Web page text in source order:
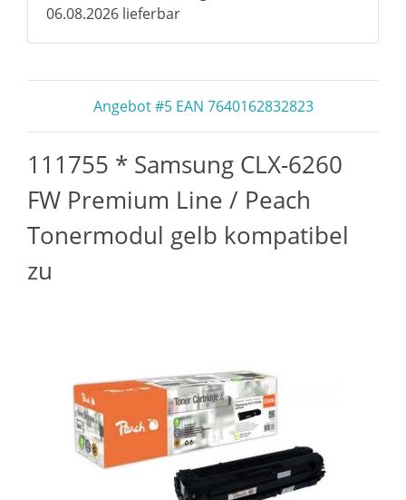
06.08.2026 lieferbar
Angebot #5 EAN 7640162832823
111755 * Samsung CLX-6260
FW Premium Line / Peach
Tonermodul gelb kompatibel
zu